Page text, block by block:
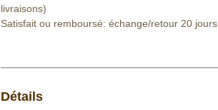
livraisons)
Satisfait ou remboursé: échange/retour 20 jours
Détails